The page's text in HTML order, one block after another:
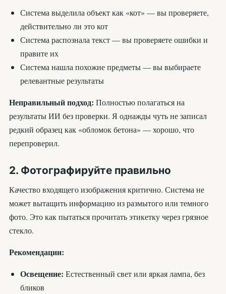
Система выделила объект как «кот» — вы проверяете,
действительно ли это кот
Система распознала текст — вы проверяете ошибки и
правите их
Система нашла похожие предметы — вы выбираете
релевантные результаты
Неправильный подход: Полностью полагаться на
результаты ИИ без проверки. Я однажды чуть не записал
редкий образец как «обломок бетона» — хорошо, что
перепроверил.
2. Фотографируйте правильно
Качество входящего изображения критично. Система не
может вытащить информацию из размытого или темного
фото. Это как пытаться прочитать этикетку через грязное
стекло.
Рекомендации:
Освещение: Естественный свет или яркая лампа, без
бликов